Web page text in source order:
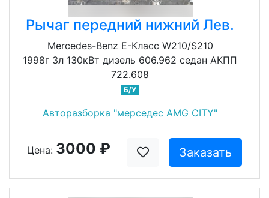
Рычаг передний нижний Лев.
Mercedes-Benz E-Класс W210/S210
1998г 3л 130кВт дизель 606.962 седан АКПП
722.608
Б/У
Авторазборка "мерседес AMG CITY"
Цена: 3000 ₽ Заказать